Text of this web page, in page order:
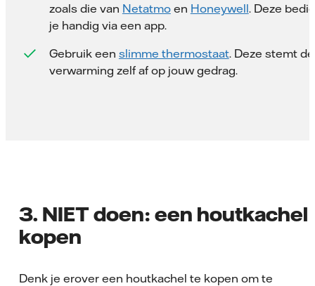
zoals die van Netatmoen Honeywell. Deze
je handig via een app.
Gebruik een slimme thermostaat. Deze stemt de
verwarming zelf af op jouw gedrag.
3. NIET doen: een houtkachel
kopen
Denk je erover een houtkachel te kopen om te